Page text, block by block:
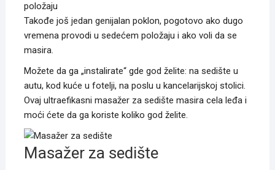
položaju
Takođe još jedan genijalan poklon, pogotovo ako dugo
vremena provodi u sedećem položaju i ako voli da se
masira.
Možete da ga „instalirate“ gde god želite: na sedište u
autu, kod kuće u fotelji, na poslu u kancelarijskoj stolici.
Ovaj ultraefikasni masažer za sedište masira cela leđa i
moći ćete da ga koriste koliko god želite.
Masažer za sedište